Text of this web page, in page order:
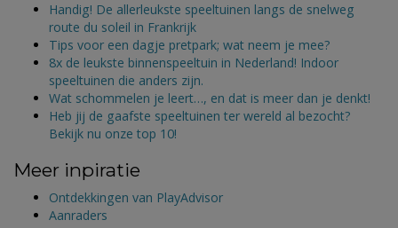
Handig! De allerleukste speeltuinen langs de snelweg
route du soleil in Frankrijk
Tips voor een dagje pretpark; wat neem je mee?
8x de leukste binnenspeeltuin in Nederland! Indoor
speeltuinen die anders zijn.
Wat schommelen je leert…, en dat is meer dan je denkt!
Heb jij de gaafste speeltuinen ter wereld al bezocht?
Bekijk nu onze top 10!
Meer inpiratie
Ontdekkingen van PlayAdvisor
Aanraders